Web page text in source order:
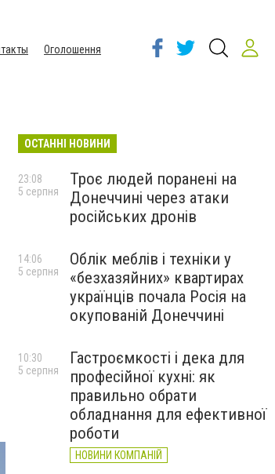
Оголошення
ОСТАННІ НОВИНИ
Троє людей поранені на
Донеччині через атаки
російських дронів
23:08
5 серпня
Облік меблів і техніки у
«безхазяйних» квартирах
українців почала Росія на
окупованій Донеччині
14:06
5 серпня
Гастроємкості і дека для
професійної кухні: як
правильно обрати
обладнання для ефективної
роботи
НОВИНИ КОМПАНІЙ
10:30
5 серпня